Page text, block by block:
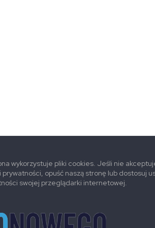
wykorzystuje pliki cookies. Jeśli nie
prywatności, opuść naszą stronę lub dostosuj
swojej przeglądarki internetowej.